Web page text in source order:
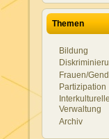
Themen
Bildung
Frauen/
Partizipation
Verwaltung
Archiv